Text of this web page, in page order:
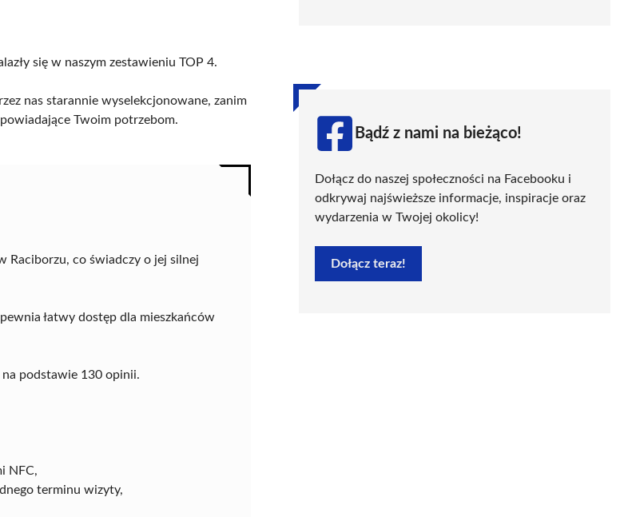
się w naszym zestawieniu TOP 4.
nas starannie wyselekcjonowane, zanim
Twoim potrzebom.
Raciborzu, co świadczy o jej silnej
łatwy dostęp dla mieszkańców
podstawie 130 opinii.
NFC,
terminu wizyty,
Bądź z nami na bieżąco!
Dołącz do naszej społeczności na Facebooku i
odkrywaj najświeższe informacje, inspiracje oraz
wydarzenia w Twojej okolicy!
Dołącz teraz!